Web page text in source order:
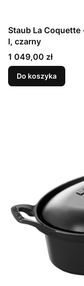
Staub La Coquette - Garnuszek żeliwny okrągły 2,45
l, czarny
Cena
1 049,00 zł
Do koszyka